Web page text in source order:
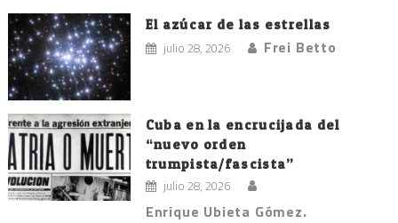
El azúcar de las estrellas
julio 28, 2026 Frei Betto
Cuba en la encrucijada del
“nuevo orden
trumpista/fascista”
julio 28, 2026
Enrique Ubieta Gómez.